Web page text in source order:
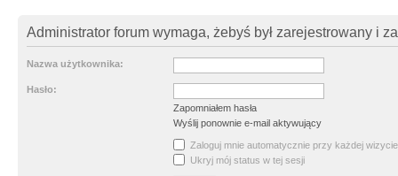
Administrator forum wymaga, żebyś był zarejestrowany i
Nazwa użytkownika:
Hasło:
Zapomniałem hasła
Wyślij ponownie e-mail aktywujący
Zaloguj mnie automatycznie przy każdej wizycie
Ukryj mój status w tej sesji